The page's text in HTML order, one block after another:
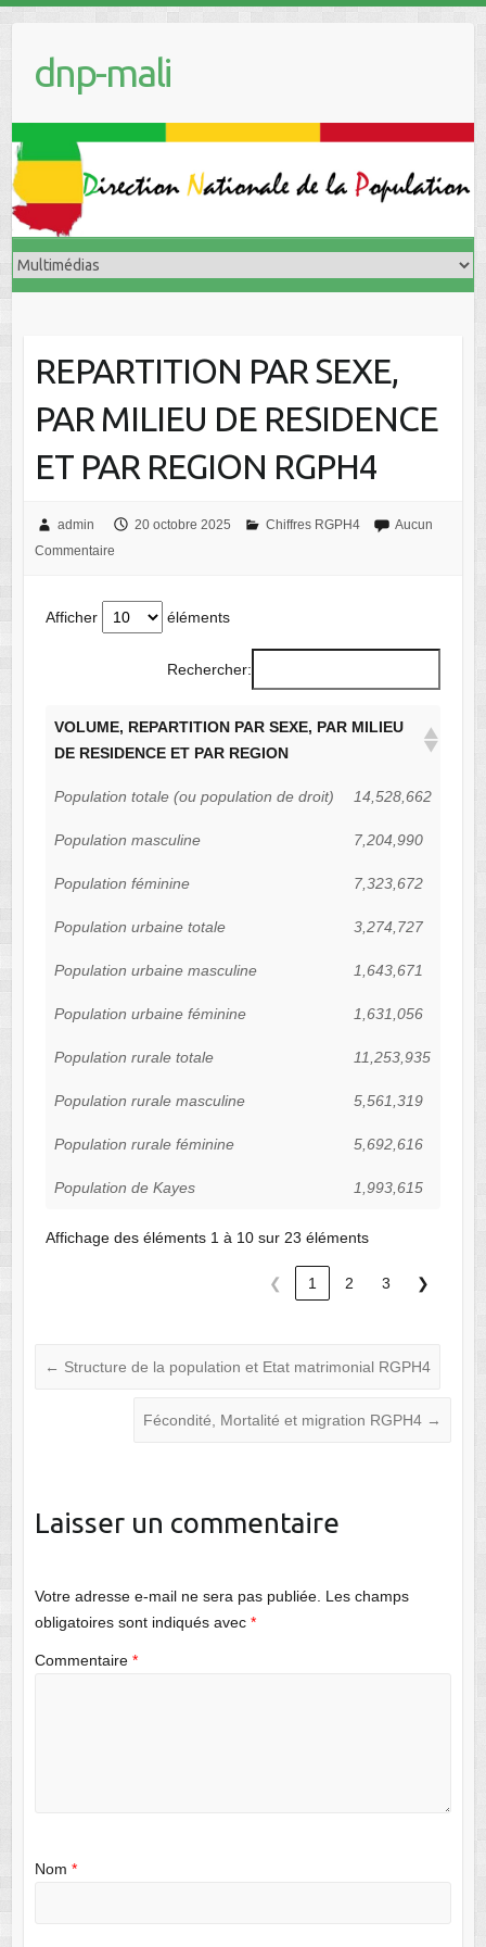
dnp-mali
REPARTITION PAR SEXE,
PAR MILIEU DE RESIDENCE
ET PAR REGION RGPH4
admin 20 octobre 2025 Chiffres RGPH4
Aucun
Commentaire
Afficher éléments
Rechercher:
VOLUME, REPARTITION PAR SEXE, PAR MILIEU
DE RESIDENCE ET PAR REGION
Population totale (ou population de droit) 14,528,662
Population masculine 7,204,990
Population féminine 7,323,672
Population urbaine totale 3,274,727
Population urbaine masculine 1,643,671
Population urbaine féminine 1,631,056
Population rurale totale 11,253,935
Population rurale masculine 5,561,319
Population rurale féminine 5,692,616
Population de Kayes 1,993,615
Affichage des éléments 1 à 10 sur 23 éléments
❮ 1 2 3 ❯
← Structure de la population et Etat matrimonial RGPH4
Fécondité, Mortalité et migration RGPH4 →
Laisser un commentaire
Votre adresse e-mail ne sera pas publiée. Les champs
obligatoires sont indiqués avec *
Commentaire *
Nom *